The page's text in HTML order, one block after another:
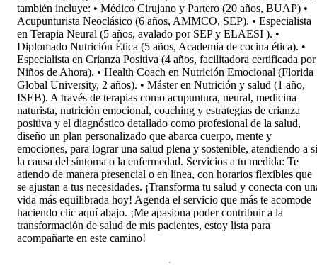
también incluye: • Médico Cirujano y Partero (20 años, BUAP) •
Acupunturista Neoclásico (6 años, AMMCO, SEP). • Especialista
en Terapia Neural (5 años, avalado por SEP y ELAESI ). •
Diplomado Nutrición Ética (5 años, Academia de cocina ética). •
Especialista en Crianza Positiva (4 años, facilitadora certificada por
Niños de Ahora). • Health Coach en Nutrición Emocional (Florida
Global University, 2 años). • Máster en Nutrición y salud (1 año,
ISEB). A través de terapias como acupuntura, neural, medicina
naturista, nutrición emocional, coaching y estrategias de crianza
positiva y el diagnóstico detallado como profesional de la salud,
diseño un plan personalizado que abarca cuerpo, mente y
emociones, para lograr una salud plena y sostenible, atendiendo a si
la causa del síntoma o la enfermedad. Servicios a tu medida: Te
atiendo de manera presencial o en línea, con horarios flexibles que
se ajustan a tus necesidades. ¡Transforma tu salud y conecta con
vida más equilibrada hoy! Agenda el servicio que más te acomode
haciendo clic aquí abajo. ¡Me apasiona poder contribuir a la
transformación de salud de mis pacientes, estoy lista para
acompañarte en este camino!